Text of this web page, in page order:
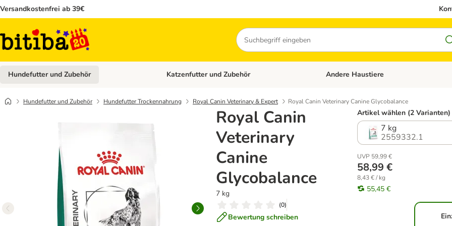
Versandkostenfrei ab 39€
Suchen
Hundefutter und Zubehör Kategorie-Menü öffnen: Hundefutter und Zubehör
Katzenfutter und Zubehör Kategorie-Menü öffnen: Katzenfutter und
Andere Haustiere
Hundefutter und Zubehör Hundefutter Trockennahrung Royal Canin Veterinary & Expert Royal Canin Veterinary Canine Glycobalance
Royal Canin
Veterinary
Canine
Glycobalance
7 kg
(0)
Bewertung schreiben
Artikel wählen (2 Varianten)
7 kg
2559332.1
UVP 59,99 €
58,99 €
8,43 € / kg
55,45 €